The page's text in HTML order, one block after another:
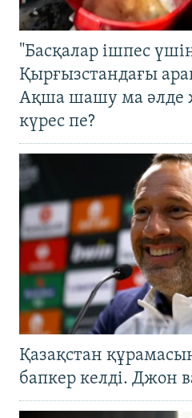
"Басқалар ішпес
Қырғызстандағы
Ақша шашу ма әлде
күрес пе?
Қазақстан
бапкер келді. Джон